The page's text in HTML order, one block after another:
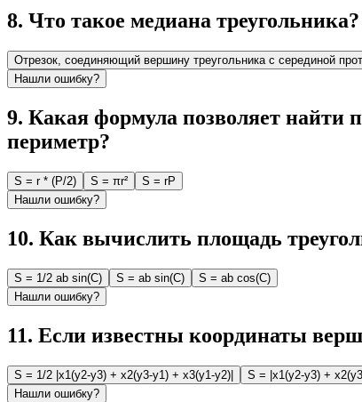
8. Что такое медиана треугольника?
Отрезок, соединяющий вершину треугольника с серединой
Нашли ошибку?
9. Какая формула позволяет найти
периметр?
S = r * (P/2) S = πr²
S = rP
Нашли ошибку?
10. Как вычислить площадь
S = 1/2 ab sin(C) S = ab sin(C)
S = ab cos(C)
Нашли ошибку?
11. Если известны координаты
S = 1/2 |x1(y2-y3) + x2(y3-y1) + x3(y1-y2)| S = |x1(y2-y3) +
Нашли ошибку?